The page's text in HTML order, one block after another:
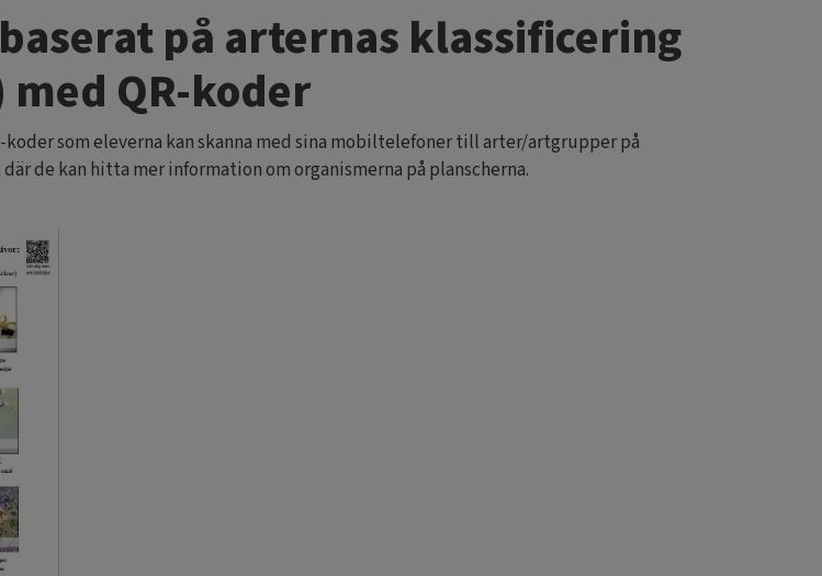
på arternas klassificering
QR-koder
koder som eleverna kan skanna med sina mobiltelefoner till arter/artgrupper på
där de kan hitta mer information om organismerna på planscherna.